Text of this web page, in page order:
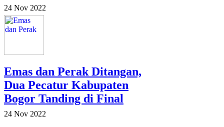
24 Nov 2022
Emas dan Perak Ditangan,
Dua Pecatur Kabupaten
Bogor Tanding di Final
24 Nov 2022